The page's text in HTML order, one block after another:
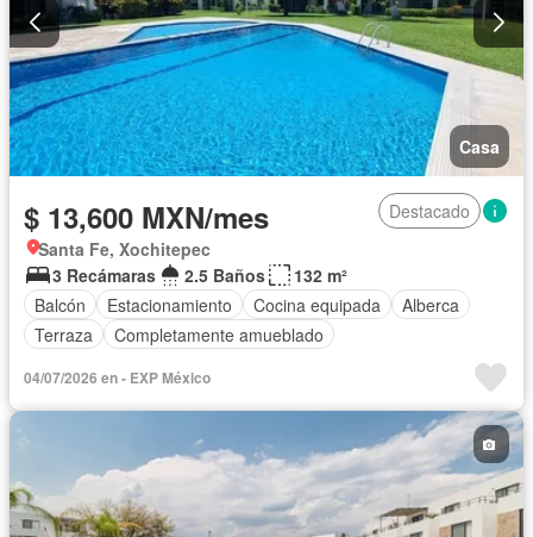
Casa
$ 13,600 MXN/mes
Destacado
Santa Fe, Xochitepec
3 Recámaras
2.5 Baños
132 m²
Balcón
Estacionamiento Cocina equipada
Alberca
Terraza
Completamente amueblado
04/07/2026 en - EXP México